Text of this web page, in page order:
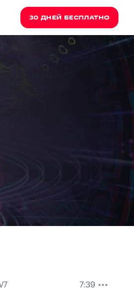
30 ДНЕЙ БЕСПЛАТНО
7:39